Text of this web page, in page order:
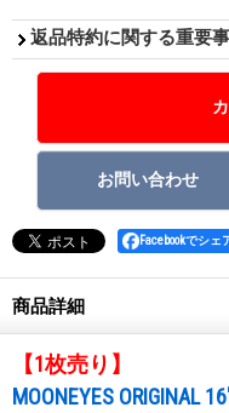
返品特約に関する重要
Facebookでシェ
商品詳細
【1枚売り】
MOONEYES ORIGINAL